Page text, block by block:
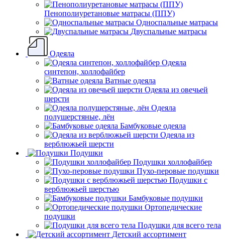
Пенополиуретановые матрасы (ППУ)
Односпальные матрасы
Двуспальные матрасы
Одеяла
Одеяла
синтепон, холлофайбер
Ватные одеяла
Одеяла из овечьей
шерсти
Одеяла
полушерстяные, лён
Бамбуковые одеяла
Одеяла из
верблюжьей шерсти
Подушки
Подушки холлофайбер
Пухо-перовые подушки
Подушки с
верблюжьей шерстью
Бамбуковые подушки
Ортопедические
подушки
Подушки для всего тела
Детский ассортимент